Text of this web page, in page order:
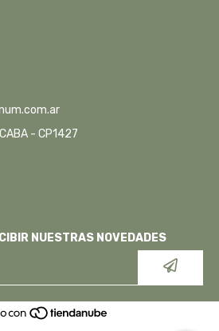
- CP1427
NUESTRAS NOVEDADES